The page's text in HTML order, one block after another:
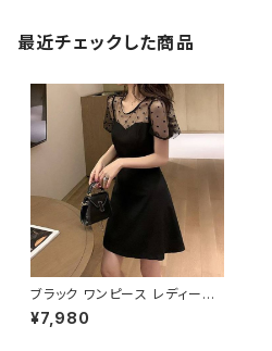
最近チェックした商品
ブラック ワンピース レディース
ドットチュール フレアドレス ミニ
丈 シースルースリーブ 可愛い
¥7,980